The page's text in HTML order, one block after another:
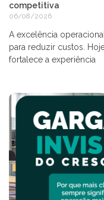
competitiva
06/08/2026
A excelência
para reduzir custos.
fortalece a experiência